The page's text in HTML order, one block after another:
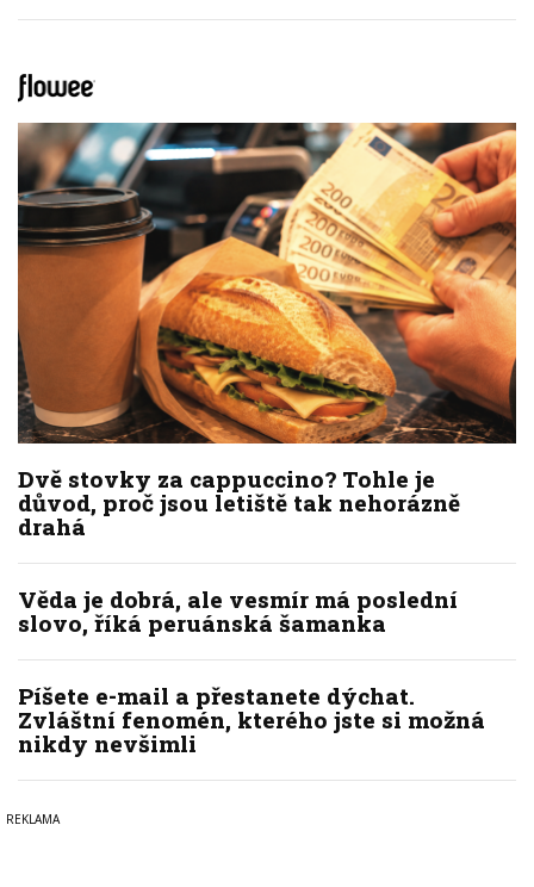
Dvě stovky za cappuccino? Tohle je
důvod, proč jsou letiště tak nehorázně
drahá
Věda je dobrá, ale vesmír má poslední
slovo, říká peruánská šamanka
Píšete e-mail a přestanete dýchat.
Zvláštní fenomén, kterého jste si možná
nikdy nevšimli